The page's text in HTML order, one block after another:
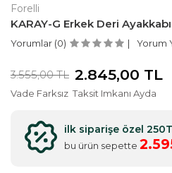
Forelli
KARAY-G Erkek Deri
Yorumlar (0) Yorum
3.555,00TL 2.845,00 TL
Vade Farksız Taksit Imkanı Ayda
ilk siparişe özel
bu ürün sepette